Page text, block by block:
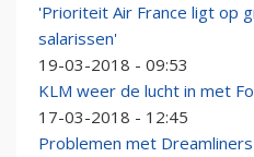
'Prioriteit Air France ligt op
salarissen'
19-03-2018 - 09:53
KLM weer de lucht in met
17-03-2018 - 12:45
Problemen met